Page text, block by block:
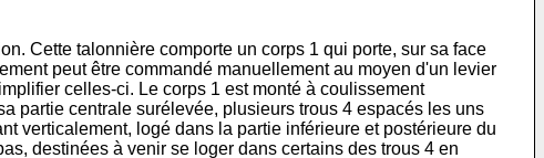
Cette talonnière comporte un corps 1 qui porte, sur sa face
peut être commandé manuellement au moyen d'un levier
celles-ci. Le corps 1 est monté à coulissement
partie centrale surélevée, plusieurs trous 4 espacés les uns
verticalement, logé dans la partie inférieure et postérieure du
destinées à venir se loger dans certains des trous 4 en